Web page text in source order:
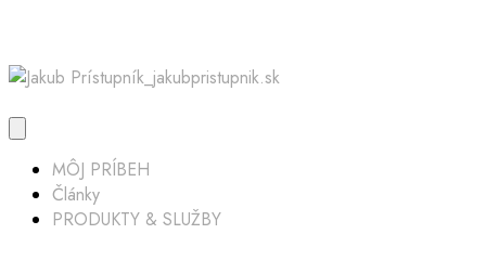
MÔJ PRÍBEH
Články
PRODUKTY & SLUŽBY